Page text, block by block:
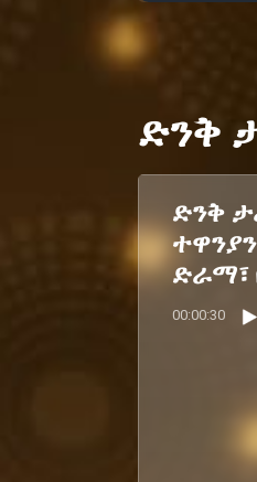
ድንቅ
ድንቅ
ድራማ፣
00:00:30